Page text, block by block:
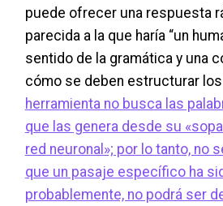
puede ofrecer una respuesta
parecida a la que haría “un
sentido de la gramática y una
cómo se deben estructurar los
herramienta no busca las
que las genera desde su
red neuronal»; por lo tanto, no
que un pasaje específico ha
probablemente, no podrá ser